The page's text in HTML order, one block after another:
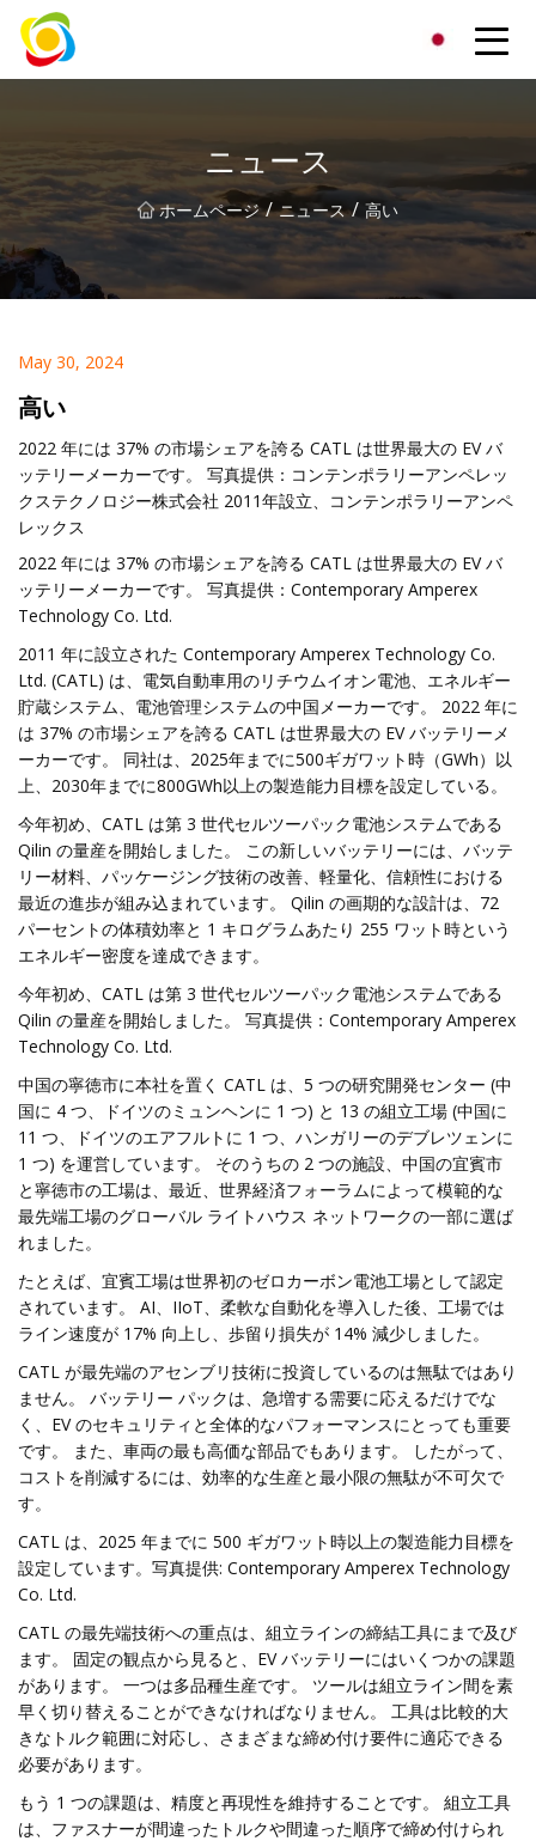
ニュース
ホームページ / ニュース / 高い
May 30, 2024
高い
2022 年には 37% の市場シェアを誇る CATL は世界最大の EV バ
ッテリーメーカーです。 写真提供：コンテンポラリーアンペレッ
クステクノロジー株式会社 2011年設立、コンテンポラリーアンペ
レックス
2022 年には 37% の市場シェアを誇る CATL は世界最大の EV バ
ッテリーメーカーです。 写真提供：Contemporary Amperex
Technology Co. Ltd.
2011 年に設立された Contemporary Amperex Technology Co.
Ltd. (CATL) は、電気自動車用のリチウムイオン電池、エネルギー
貯蔵システム、電池管理システムの中国メーカーです。 2022 年に
は 37% の市場シェアを誇る CATL は世界最大の EV バッテリーメ
ーカーです。 同社は、2025年までに500ギガワット時（GWh）以
上、2030年までに800GWh以上の製造能力目標を設定している。
今年初め、CATL は第 3 世代セルツーパック電池システムである
Qilin の量産を開始しました。 この新しいバッテリーには、バッテ
リー材料、パッケージング技術の改善、軽量化、信頼性における
最近の進歩が組み込まれています。 Qilin の画期的な設計は、72
パーセントの体積効率と 1 キログラムあたり 255 ワット時という
エネルギー密度を達成できます。
今年初め、CATL は第 3 世代セルツーパック電池システムである
Qilin の量産を開始しました。 写真提供：Contemporary Amperex
Technology Co. Ltd.
中国の寧徳市に本社を置く CATL は、5 つの研究開発センター (中
国に 4 つ、ドイツのミュンヘンに 1 つ) と 13 の組立工場 (中国に
11 つ、ドイツのエアフルトに 1 つ、ハンガリーのデブレツェンに
1 つ) を運営しています。 そのうちの 2 つの施設、中国の宜賓市
と寧徳市の工場は、最近、世界経済フォーラムによって模範的な
最先端工場のグローバル ライトハウス ネットワークの一部に選ば
れました。
たとえば、宜賓工場は世界初のゼロカーボン電池工場として認定
されています。 AI、IIoT、柔軟な自動化を導入した後、工場では
ライン速度が 17% 向上し、歩留り損失が 14% 減少しました。
CATL が最先端のアセンブリ技術に投資しているのは無駄ではあり
ません。 バッテリー パックは、急増する需要に応えるだけでな
く、EV のセキュリティと全体的なパフォーマンスにとっても重要
です。 また、車両の最も高価な部品でもあります。 したがって、
コストを削減するには、効率的な生産と最小限の無駄が不可欠で
す。
CATL は、2025 年までに 500 ギガワット時以上の製造能力目標を
設定しています。写真提供: Contemporary Amperex Technology
Co. Ltd.
CATL の最先端技術への重点は、組立ラインの締結工具にまで及び
ます。 固定の観点から見ると、EV バッテリーにはいくつかの課題
があります。 一つは多品種生産です。 ツールは組立ライン間を素
早く切り替えることができなければなりません。 工具は比較的大
きなトルク範囲に対応し、さまざまな締め付け要件に適応できる
必要があります。
もう 1 つの課題は、精度と再現性を維持することです。 組立工具
は、ファスナーが間違ったトルクや間違った順序で締め付けられ